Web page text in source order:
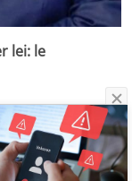
lei: le